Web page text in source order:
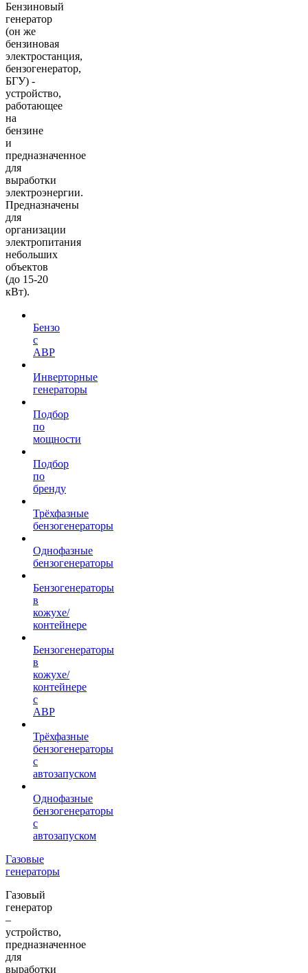
Бензиновый
генератор
(он же
бензиновая
электростанция,
бензогенератор,
БГУ) -
устройство,
работающее
на
бензине
и
предназначенное
для
выработки
электроэнергии.
Предназначены
для
организации
электропитания
небольших
объектов
(до 15-20
кВт).
Бензо
с
АВР
Инверторные
генераторы
Подбор
по
мощности
Подбор
по
бренду
Трёхфазные
бензогенераторы
Однофазные
бензогенераторы
Бензогенераторы
в
кожухе/
контейнере
Бензогенераторы
в
кожухе/
контейнере
с
АВР
Трёхфазные
бензогенераторы
с
автозапуском
Однофазные
бензогенераторы
с
автозапуском
Газовые
генераторы
Газовый
генератор
–
устройство,
предназначенное
для
выработки